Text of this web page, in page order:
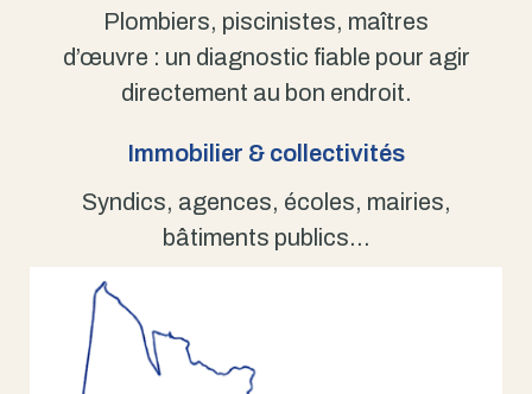
Plombiers, piscinistes, maîtres
d’œuvre : un diagnostic fiable pour agir
directement au bon endroit.
Immobilier & collectivités
Syndics, agences, écoles, mairies,
bâtiments publics…